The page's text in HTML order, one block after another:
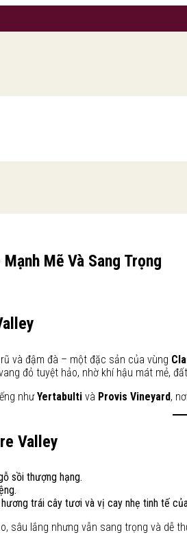
Mẽ Và Sang Trọng
và đậm đà – một đặc sản của vùng
đỏ tuyệt hảo, nhờ khí hậu mát mẻ,
nhưYertabulti và Provis Vineyard,
Valley
sồi thượng hạng.
trái cây tươi và vị cay nhẹ tinh tế
sâu lắng nhưng vẫn sang trọng và dễ